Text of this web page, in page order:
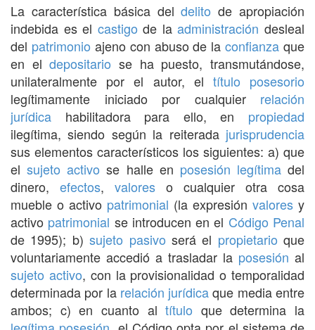
La característica básica deldelito de apropiación
indebida es el castigo de laadministración desleal
del patrimonio ajeno con abuso de laconfianza que
en eldepositario se ha puesto, transmutándose,
unilateralmente por el autor, el título posesorio
legítimamente iniciado por cualquier relación
jurídica habilitadora para ello, en propiedad
ilegítima, siendo según la reiterada jurisprudencia
sus elementos característicos los siguientes: a) que
elsujeto activo se halle en posesión legítimadel
dinero, efectos, valores o cualquier otra cosa
mueble o activo patrimonial (la expresión valores y
activo patrimonial se introducen en el Código Penal
de 1995); b)sujeto pasivo será el propietario que
voluntariamente accedió a trasladar la posesión al
sujeto activo, con la provisionalidad o temporalidad
determinada por la relación jurídicaque media entre
ambos; c) en cuanto altítulo que determina la